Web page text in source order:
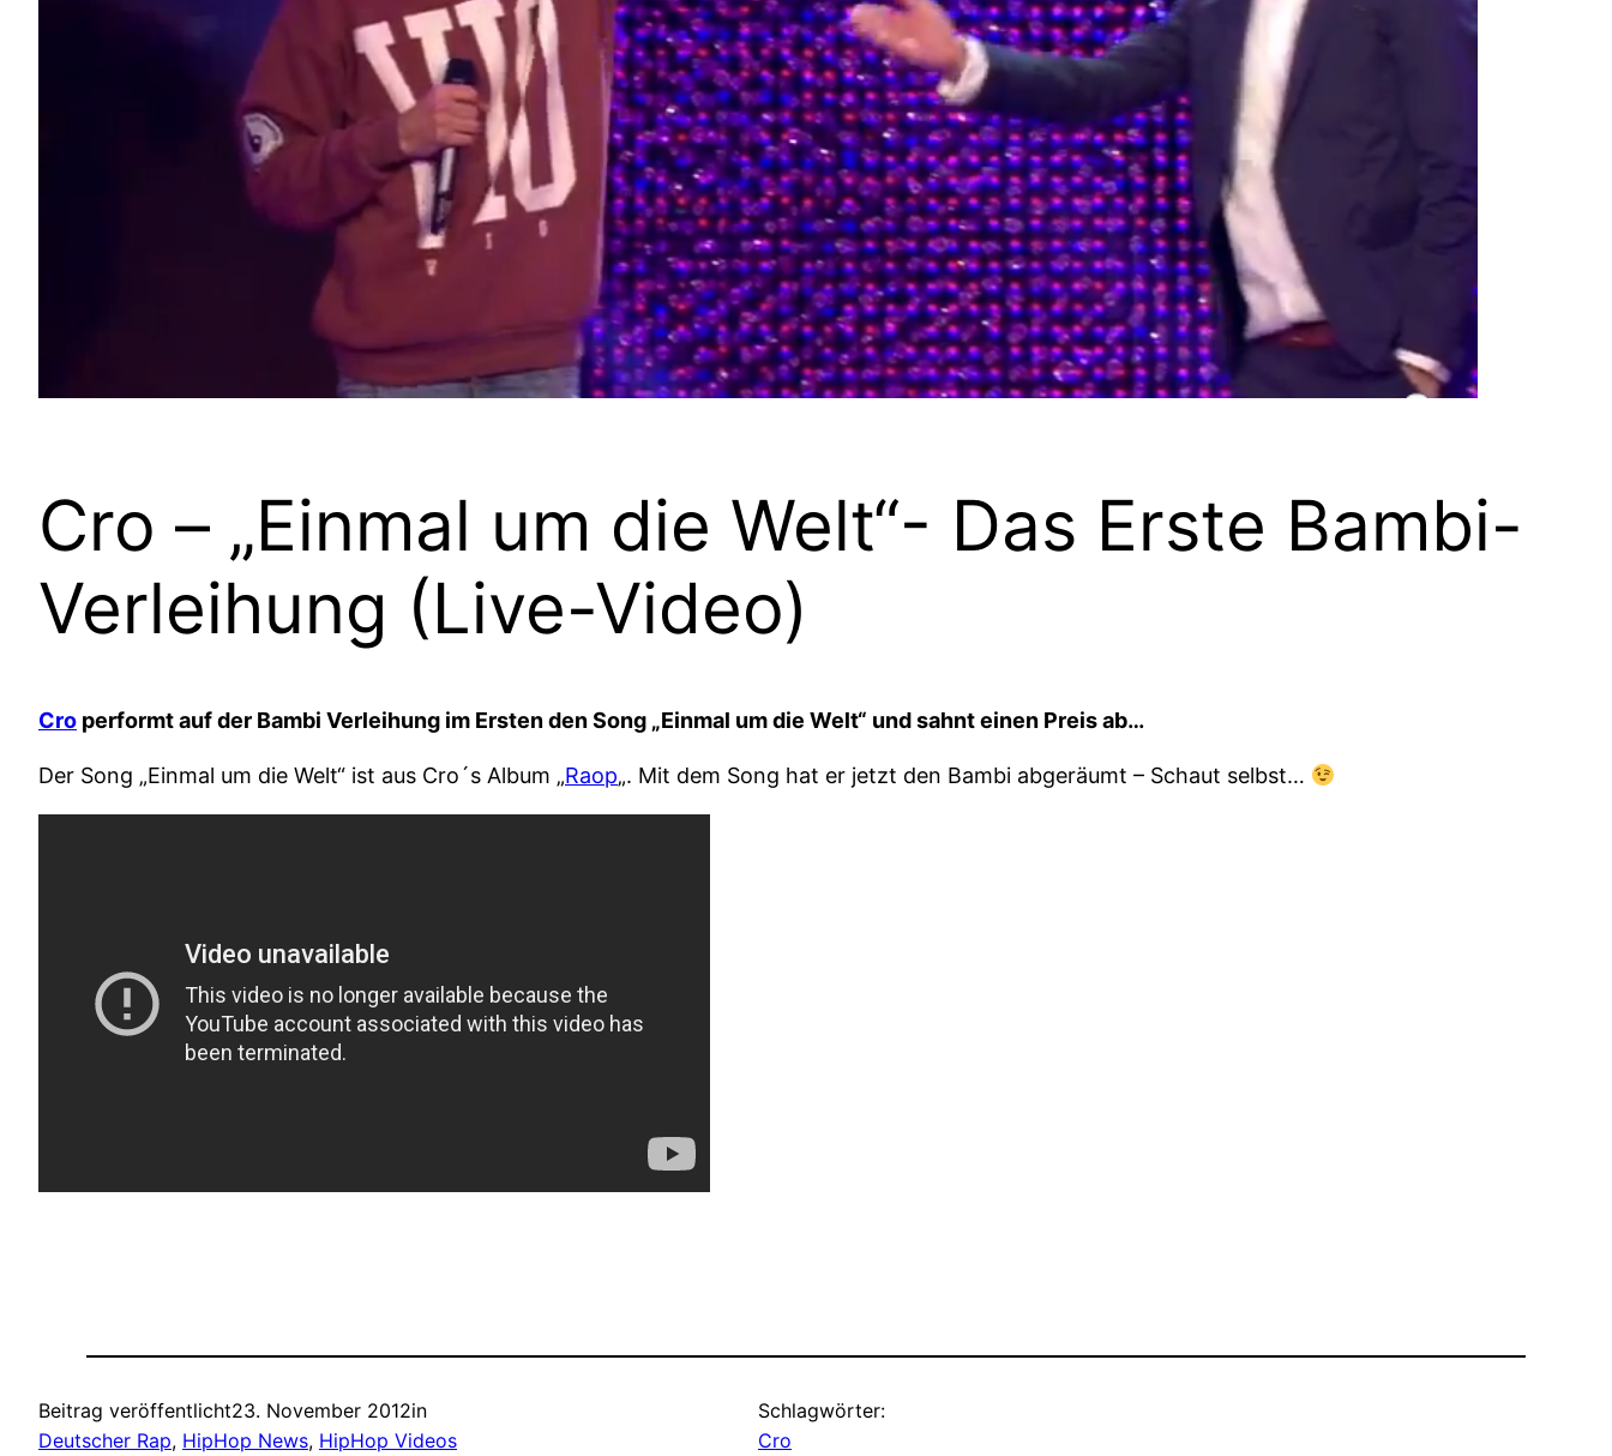
Cro – „Einmal um die Welt“- Das Erste Bambi-
Verleihung (Live-Video)
Cro performt auf der Bambi Verleihung im Ersten den Song „Einmal um die Welt“ und sahnt einen Preis ab…
Der Song „Einmal um die Welt“ ist aus Cro´s Album „Raop„. Mit dem Song hat er jetzt den Bambi abgeräumt – Schaut selbst…
Beitrag veröffentlicht23. November 2012in
Deutscher Rap, HipHop News, HipHop Videos
Schlagwörter:
Cro